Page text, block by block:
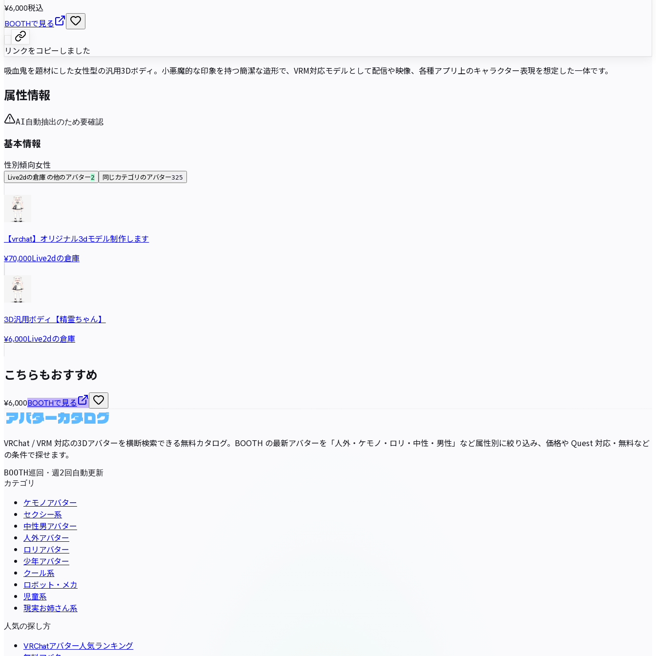
¥6,000税込
BOOTHで見る
リンクをコピーしました
吸血鬼を題材にした女性型の汎用3Dボディ。小悪魔的な印象を持つ簡潔な造形で、VRM対応モデルとして配信や映像、各種アプリ上のキャラクター表現を想定した一体です。
属性情報
AI自動抽出のため要確認
基本情報
性別傾向女性
Live2dの倉庫 の他のアバター2 同じカテゴリのアバター325
【vrchat】オリジナル3dモデル制作します
¥70,000Live2dの倉庫
3D汎用ボディ【精霊ちゃん】
¥6,000Live2dの倉庫
こちらもおすすめ
¥6,000BOOTHで見る
VRChat / VRM 対応の3Dアバターを横断検索できる無料カタログ。BOOTH の最新アバターを「人外・ケモノ・ロリ・中性・男性」など属性別に絞り込み、価格や Quest 対応・無料など
の条件で探せます。
BOOTH巡回・週2回自動更新
カテゴリ
ケモノアバター
セクシー系
中性男アバター
人外アバター
ロリアバター
少年アバター
クール系
ロボット・メカ
児童系
現実お姉さん系
人気の探し方
VRChatアバター人気ランキング